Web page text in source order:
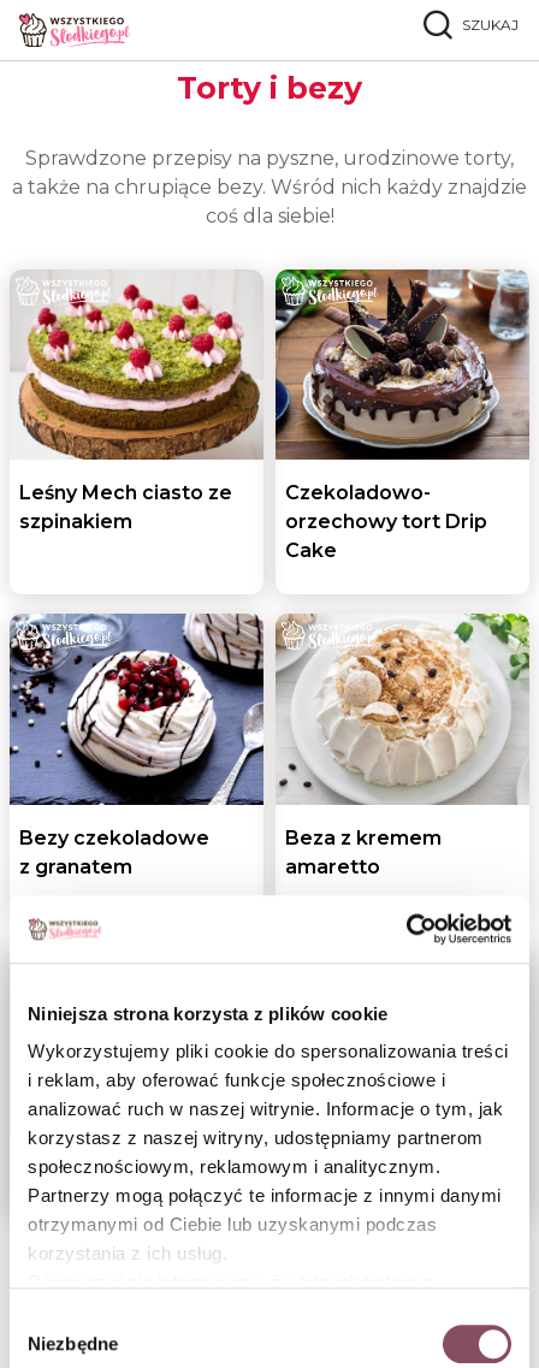
Niniejsza strona korzysta z plików cookie
Wykorzystujemy pliki cookie do spersonalizowania treści
i reklam, aby oferować funkcje społecznościowe i
analizować ruch w naszej witrynie. Informacje o tym, jak
korzystasz z naszej witryny, udostępniamy partnerom
społecznościowym, reklamowym i analitycznym.
Partnerzy mogą połączyć te informacje z innymi danymi
otrzymanymi od Ciebie lub uzyskanymi podczas
korzystania z ich usług.
Gdańsk (80-339) adres: Dickmana 14/15 więcej
zgody
Niezbędne
SZUKAJ
Strona główna
Torty i bezy
Sprawdzone przepisy na pyszne, urodzinowe torty,
a także na chrupiące bezy. Wśród nich każdy znajdzie
coś dla siebie!
Leśny Mech ciasto ze
szpinakiem
Czekoladowo-
orzechowy tort Drip
Cake
Bezy czekoladowe
z granatem
Beza z kremem
amaretto
Pavlova Banoffee Bezowe serca